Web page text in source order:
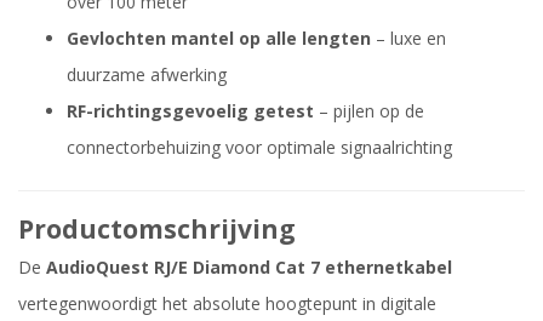
Gevlochten mantel op alle lengten – luxe en
duurzame afwerking
RF-richtingsgevoelig getest – pijlen op de
connectorbehuizing voor optimale signaalrichting
Productomschrijving
De AudioQuest RJ/E Diamond Cat 7 ethernetkabel
vertegenwoordigt het absolute hoogtepunt in digitale